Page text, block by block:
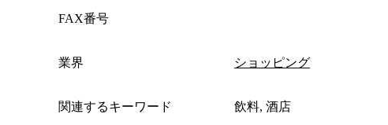
FAX番号
業界 ショッピング
関連するキーワード 飲料, 酒店